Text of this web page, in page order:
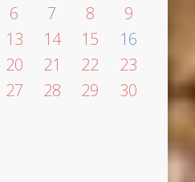
6 7 8
9
13 14 15
16
20 21 22
23
27 28 29
30